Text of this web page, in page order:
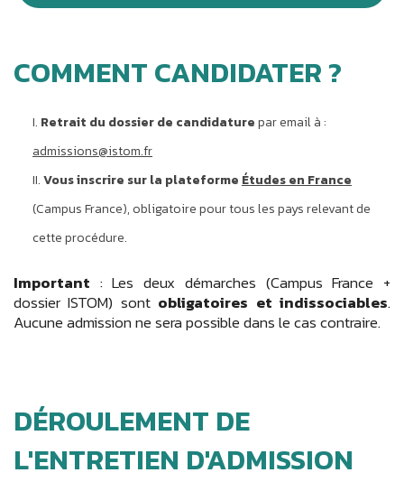
COMMENT CANDIDATER ?
Retrait du dossier de candidaturepar email à :
admissions@istom.fr
Vous inscrire sur la plateforme Études en France
(Campus France), obligatoire pour tous les pays relevant de
cette procédure.
Important : Les deux démarches (Campus France +
dossier ISTOM) sont obligatoires et indissociables.
Aucune admission ne sera possible dans le cas contraire.
DÉROULEMENT DE
L'ENTRETIEN D'ADMISSION